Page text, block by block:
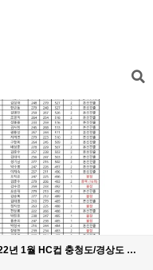
2022년 1월 HC컵 충청도/경상도 선발전 최종 결과